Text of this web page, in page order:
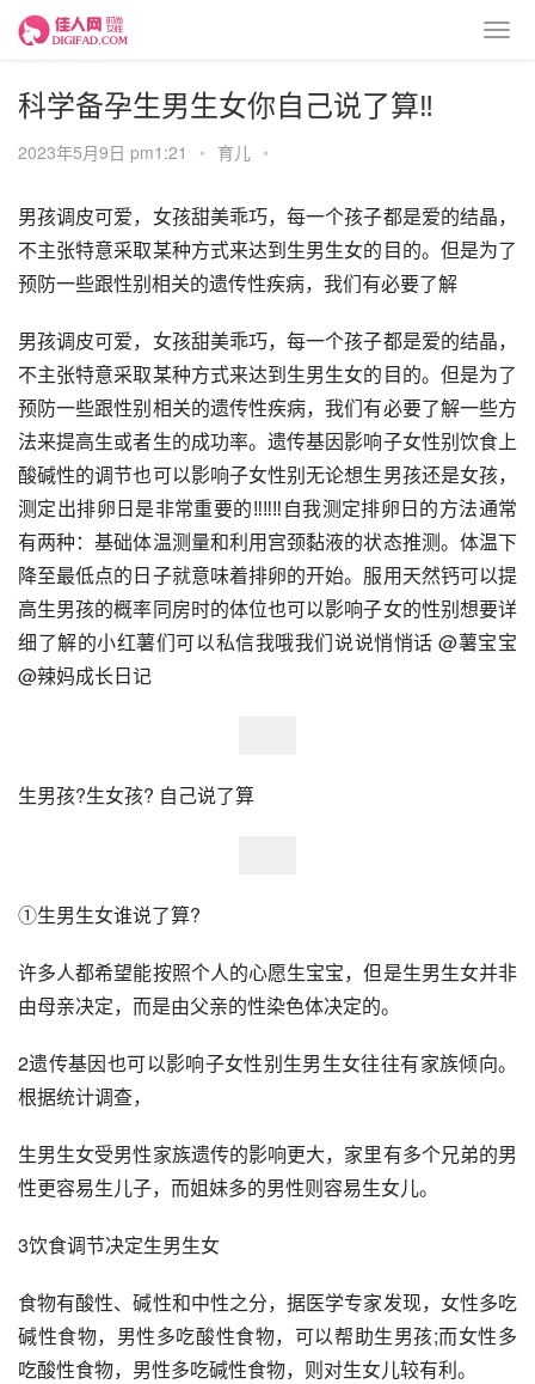
科学备孕生男生女你自己说了算‼
2023年5月9日 pm1:21 • 育儿 •
男孩调皮可爱，女孩甜美乖巧，每一个孩子都是爱的结晶，
不主张特意采取某种方式来达到生男生女的目的。但是为了
预防一些跟性别相关的遗传性疾病，我们有必要了解
男孩调皮可爱，女孩甜美乖巧，每一个孩子都是爱的结晶，
不主张特意采取某种方式来达到生男生女的目的。但是为了
预防一些跟性别相关的遗传性疾病，我们有必要了解一些方
法来提高生或者生的成功率。遗传基因影响子女性别饮食上
酸碱性的调节也可以影响子女性别无论想生男孩还是女孩，
测定出排卵日是非常重要的‼‼‼自我测定排卵日的方法通常
有两种：基础体温测量和利用宫颈黏液的状态推测。体温下
降至最低点的日子就意味着排卵的开始。服用天然钙可以提
高生男孩的概率同房时的体位也可以影响子女的性别想要详
细了解的小红薯们可以私信我哦我们说说悄悄话 @薯宝宝
@辣妈成长日记
生男孩?生女孩? 自己说了算
①生男生女谁说了算?
许多人都希望能按照个人的心愿生宝宝，但是生男生女并非
由母亲决定，而是由父亲的性染色体决定的。
2遗传基因也可以影响子女性别生男生女往往有家族倾向。
根据统计调查，
生男生女受男性家族遗传的影响更大，家里有多个兄弟的男
性更容易生儿子，而姐妹多的男性则容易生女儿。
3饮食调节决定生男生女
食物有酸性、碱性和中性之分，据医学专家发现，女性多吃
碱性食物，男性多吃酸性食物，可以帮助生男孩;而女性多
吃酸性食物，男性多吃碱性食物，则对生女儿较有利。